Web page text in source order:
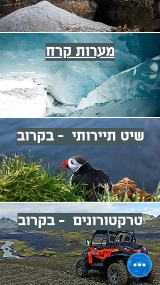
מערות קרח
שיט תיירותי - בקרוב
טרקטורונים - בקרוב